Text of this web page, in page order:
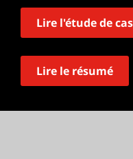
Lire l'étude de cas
Lire le résumé